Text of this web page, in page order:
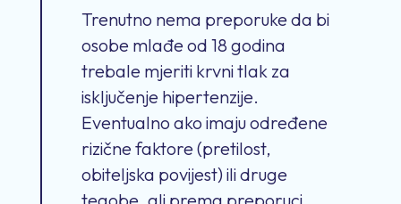
Trenutno nema preporuke da bi
osobe mlađe od 18 godina
trebale mjeriti krvni tlak za
isključenje hipertenzije.
Eventualno ako imaju određene
rizične faktore (pretilost,
obiteljska povijest) ili druge